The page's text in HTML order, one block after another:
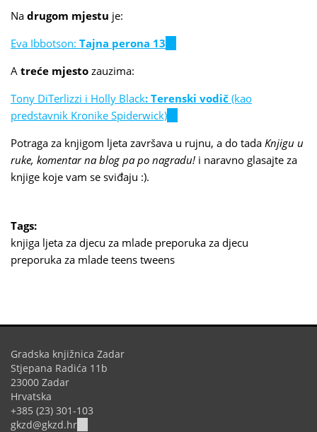
Na drugom mjestu je:
Eva Ibbotson: Tajna perona 13
A treće mjesto zauzima:
Tony DiTerlizzi i Holly Black: Terenski vodič (kao
predstavnik Kronike Spiderwick)
external)
Potraga za knjigom ljeta završava u rujnu, a do tada Knjigu u
ruke, komentar na blog pa po nagradu! i naravno glasajte za
knjige koje vam se sviđaju :).
Tags:
knjiga ljeta za djecu za mlade preporuka za djecu
preporuka za mlade teens tweens
Gradska knjižnica Zadar
Stjepana Radića 11b
23000 Zadar
Hrvatska
+385 (23) 301-103
gkzd@gkzd.hr